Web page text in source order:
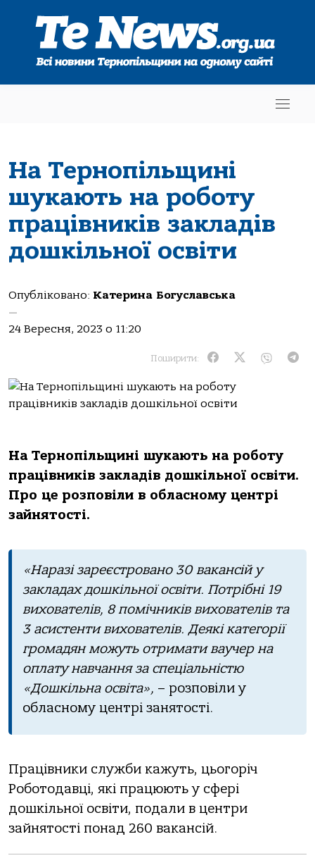
На Тернопільщині
шукають на роботу
працівників закладів
дошкільної освіти
Опубліковано: Катерина Богуславська
—
24 Вересня, 2023 о 11:20
Поширити:
На Тернопільщині шукають на роботу
працівників закладів дошкільної освіти.
Про це розповіли в обласному центрі
зайнятості.
«Наразі зареєстровано 30 вакансій у
закладах дошкільної освіти. Потрібні 19
вихователів, 8 помічників вихователів та
3 асистенти вихователів. Деякі категорії
громадян можуть отримати ваучер на
оплату навчання за спеціальністю
«Дошкільна освіта», – розповіли у
обласному центрі занятості.
Працівники служби кажуть, цьогоріч
Роботодавці, які працюють у сфері
дошкільної освіти, подали в центри
зайнятості понад 260 вакансій.